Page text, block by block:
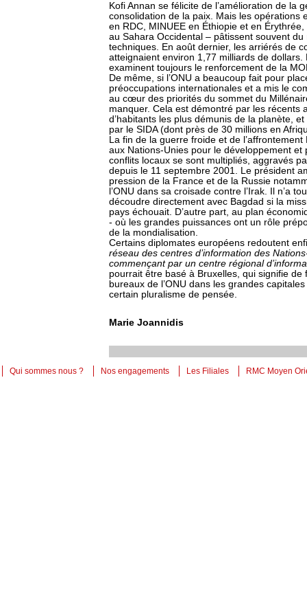
Kofi Annan se félicite de l’amélioration de la
consolidation de la paix. Mais les opérations
en RDC, MINUEE en Éthiopie et en
au Sahara Occidental – pâtissent souvent
techniques. En août dernier, les arriérés de
atteignaient environ 1,77 milliards de
examinent toujours le renforcement de la
De même, si l’ONU a beaucoup fait pour
préoccupations internationales et a mis le
au cœur des priorités du sommet du
manquer. Cela est démontré par les récents
d’habitants les plus démunis de la planète,
par le SIDA (dont près de 30 millions en
La fin de la guerre froide et de
aux Nations-Unies pour le développement
conflits locaux se sont multipliés, aggravés
depuis le 11 septembre 2001. Le président
pression de la France et de la Russie
l’ONU dans sa croisade contre l’Irak. Il n’a
découdre directement avec Bagdad si la
pays échouait. D’autre part, au plan
- où les grandes puissances ont un rôle
de la mondialisation.
Certains diplomates européens redoutent
réseau des centres d’information des
commençant par un centre régional
pourrait être basé à Bruxelles, qui signifie
bureaux de l’ONU dans les grandes
certain pluralisme de pensée.
Marie Joannidis
Qui sommes nous ? Nos engagements Les Filiales RMC Moyen